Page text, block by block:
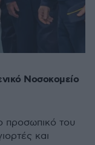
Νοσοκομείο
προσωπικό του
και